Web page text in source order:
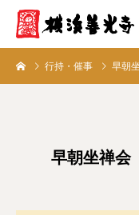
行持・催事 早朝
早朝坐禅会